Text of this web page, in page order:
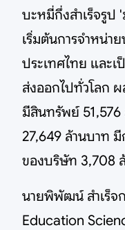
บะหมี่กึ่งสำเร็จรูป
เริ่มต้นการจำหน่า
ประเทศไทย และเ
ส่งออกไปทั่วโลก
มีสินทรัพย์ 51,576
27,649 ล้านบาท
ของบริษัท 3,708
นายพิพัฒน์ สำเร็จ
Education